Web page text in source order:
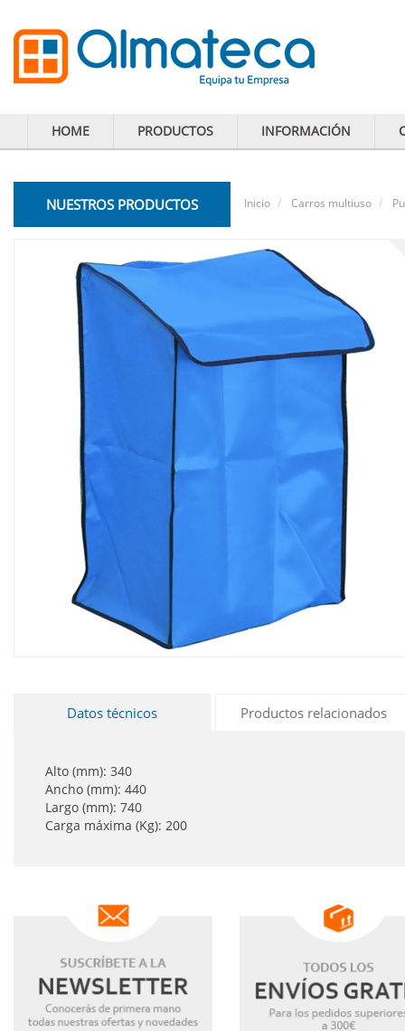
HOME PRODUCTOS INFORMACIÓN
NUESTROS PRODUCTOS Inicio Carros multiuso
Datos técnicos Productos relacionados
Alto (mm): 340
Ancho (mm): 440
Largo (mm): 740
Carga máxima (Kg): 200